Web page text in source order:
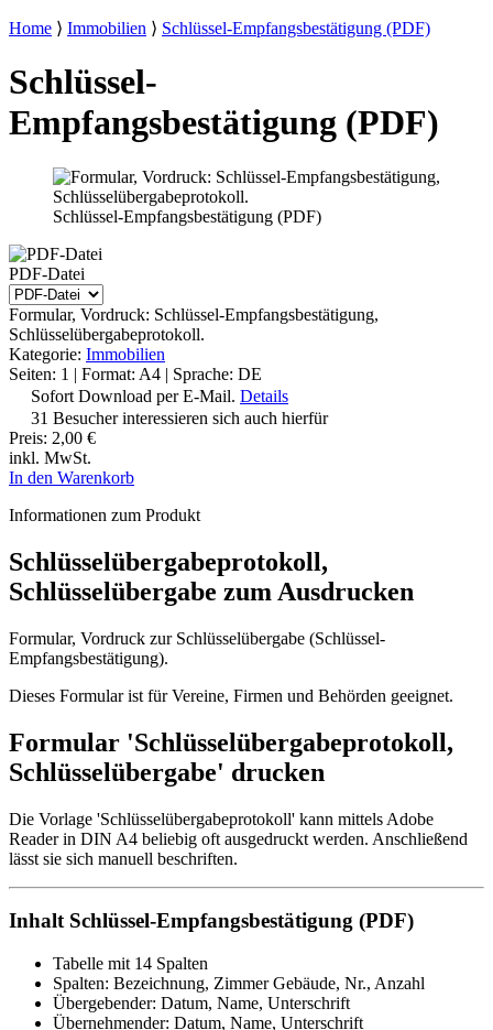
Home ⟩ Immobilien ⟩ Schlüssel-Empfangsbestätigung (PDF)
Schlüssel-
Empfangsbestätigung (PDF)
Schlüssel-Empfangsbestätigung (PDF)
PDF-Datei
Formular, Vordruck: Schlüssel-Empfangsbestätigung,
Schlüsselübergabeprotokoll.
Kategorie: Immobilien
Seiten: 1 | Format: A4 | Sprache: DE
Sofort Download per E-Mail. Details
31 Besucher interessieren sich auch hierfür
Preis: 2,00 €
inkl. MwSt.
In den Warenkorb
Informationen zum Produkt
Schlüsselübergabeprotokoll,
Schlüsselübergabe zum Ausdrucken
Formular, Vordruck zur Schlüsselübergabe (Schlüssel-
Empfangsbestätigung).
Dieses Formular ist für Vereine, Firmen und Behörden geeignet.
Formular 'Schlüsselübergabeprotokoll,
Schlüsselübergabe' drucken
Die Vorlage 'Schlüsselübergabeprotokoll' kann mittels Adobe
Reader in DIN A4 beliebig oft ausgedruckt werden. Anschließend
lässt sie sich manuell beschriften.
Inhalt Schlüssel-Empfangsbestätigung (PDF)
Tabelle mit 14 Spalten
Spalten: Bezeichnung, Zimmer Gebäude, Nr., Anzahl
Übergebender: Datum, Name, Unterschrift
Übernehmender: Datum, Name, Unterschrift